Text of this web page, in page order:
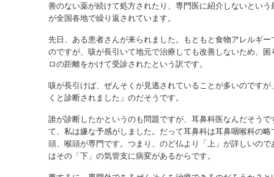
善のない薬が続けて処方されたり、専門医に紹介しないという
が全国各地で繰り返されています。
先日、ある患者さんが来られました。もともと食物アレルギー
のですが、咳が長引いて地元で治療しても改善しないため、困
ロの距離をかけて受診されたという訳です。
咳が長引けば、ぜんそくが見逃されていることが多いのですが
くと診断されました」のだそうです。
誰が診断したかというのも問題ですが、耳鼻科医なんだそうで
て、私は嫌な予感がしました。だって耳鼻科は耳鼻咽喉科の略
頭、喉頭が専門です。つまり、のど仏より「上」が詳しいので
はその「下」の気管支に病変があるからです。